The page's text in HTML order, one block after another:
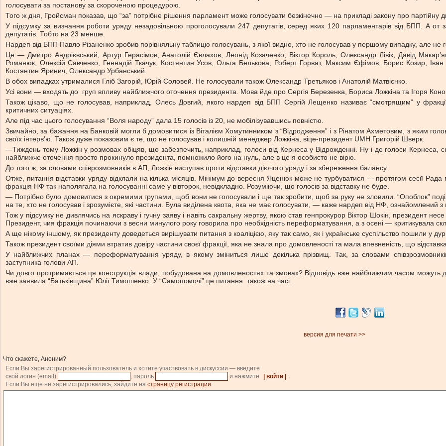
голосувати за постанову за скороченою процедурою.
Того ж дня, Гройсман показав, що “за” потрібне рішення парламент може голосувати безкінечно — на прикладі закону про партійну
У підсумку за визнання роботи уряду незадовільною проголосували 247 депутатів, серед яких 120 парламентарів від БПП. А
депутатів. Тобто на 23 менше.
Нардеп від БПП Павло Різаненко зробив порівняльну таблицю голосувань, з якої видно, хто не голосував у першому випадку, але не
Це — Дмитро Андрієвський, Артур Герасімов, Анатолій Євлахов, Леонід Козаченко, Віктор Король, Олександр Лівік, Давід
Романюк, Олексій Савченко, Геннадій Ткачук, Костянтин Усов, Ольга Белькова, Роберт Горват, Максим Єфімов, Борис Козир,
Костянтин Яринич, Олександр Урбанський.
В обох випадках утрималися Гліб Загорій, Юрій Соловей. Не голосували також Олександр Третьяков і Анатолій Матвієнко.
Усі вони — входять до груп впливу найближчого оточення президента. Мова йде про Сергія Березенка, Бориса Ложкіна та Ігоря
Також цікаво, що не голосував, наприклад, Олесь Довгий, якого нардеп від БПП Сергій Лещенко називає “смотрящим” у
критичних ситуаціях.
Але під час цього голосування “Воля народу” дала 15 голосів із 20, не мобілізувавшись повністю.
Звичайно, за бажання на Банковій могли б домовитися із Віталієм Хомутинником з “Відродження” і з Рінатом Ахметовим, з яким
своїх інтерв’ю. Також дуже показовим є те, що не голосував і колишній менеджер Ложкіна, віце-президент UMH Григорій Шверк.
—Тиждень тому Ложкін у розмовах обіцяв, що забезпечить, наприклад, голоси від Кернеса у Відрожденні. Ну і де голоси Кернеса,
найближче оточення просто прокинуло президента, помножило його на нуль, але в це я особисто не вірю.
До того ж, за словами співрозмовників в АП, Ложкін виступав проти відставки діючого уряду і за збереження балансу.
Отже, питання відставки уряду відклали на кілька місяців. Мінімум до вересня Яценюк може не турбуватися — протягом сесії
фракція НФ так наполягала на голосуванні саме у вівторок, невідкладно. Розуміючи, що голосів за відставку не буде.
— Потрібно було домовитися з окремими групами, щоб вони не голосували і ще так зробити, щоб за руку не зловили. “Опоблок”
на те, хто не голосував і зрозумієте, які частини. Була виділена квота, яка не має голосувати, — каже нардеп від НФ, ознайомлений
Тож у підсумку не дивлячись на яскраву і гучну заяву і навіть сакральну жертву, якою став генпрокурор Віктор Шокін, президент
Президент, чия фракція починаючи з весни минулого року говорила про необхідність переформатування, а з осені — критикувала
А ще нікому іншому, як президенту доведеться вирішувати питання з коаліцією, яку так само, як і українське суспільство пошили у
Також президент своїми діями втратив довіру частини своєї фракції, яка не знала про домовленості та мала впевненість, що
У найближчих планах — переформатування уряду, в якому зміниться лише декілька прізвищ. Так, за словами
заступника голови АП.
Чи довго протримається ця конструкція влади, побудована на домовленостях та змовах? Відповідь вже найближчим часом можуть
вже заявила “Батьківщина” Юлії Тимошенко. У “Самопомочі” це питання також на часі.
версия для печати >>
Что скажете, Аноним?
Если Вы зарегистрированный пользователь и хотите участвовать в дискуссии — введите
свой логин (email)
, пароль и нажмите | войти |
.
Если Вы еще не зарегистрировались, зайдите на страницу регистрации.